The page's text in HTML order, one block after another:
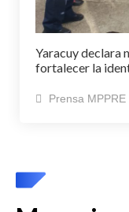
Yaracuy declara
fortalecer la
Prensa MPPRE